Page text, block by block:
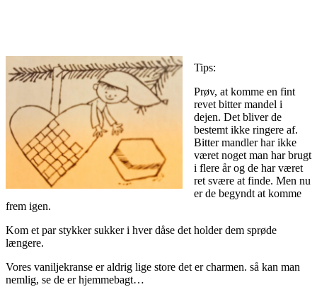
Tips:
Prøv, at komme en fint
revet bitter mandel i
dejen. Det bliver de
bestemt ikke ringere af.
Bitter mandler har ikke
været noget man har brugt
i flere år og de har været
ret svære at finde. Men nu
er de begyndt at komme
frem igen.
Kom et par stykker sukker i hver dåse det holder dem sprøde
længere.
Vores vaniljekranse er aldrig lige store det er charmen. så kan man
nemlig, se de er hjemmebagt…